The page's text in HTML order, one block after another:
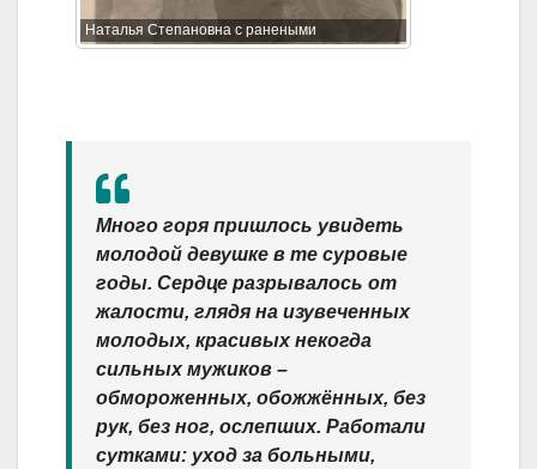
Наталья Степановна с ранеными
Много горя пришлось увидеть
молодой девушке в те суровые
годы. Сердце разрывалось от
жалости, глядя на изувеченных
молодых, красивых некогда
сильных мужиков –
обмороженных, обожжённых, без
рук, без ног, ослепших. Работали
сутками: уход за больными,